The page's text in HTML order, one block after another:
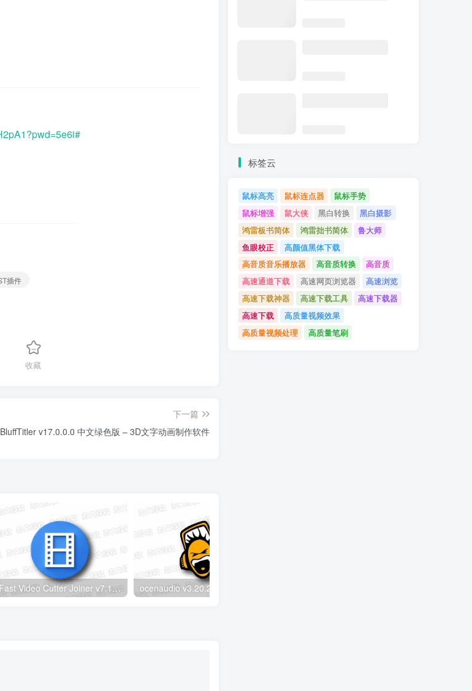
插件
收藏
下一篇
BluffTitler v17.0.0.0 中文绿色版 – 3D文字动画制作软件
Fast Video Cutter Joiner v7.1.7.0 多语便携版 – 无损视频剪切合并工具
标签云
鼠标高亮 鼠标连点器
鼠标手势
鼠标增强
鼠大侠 黑白转换
黑白摄影
鸿雷板书简体
鸿雷拙书简体
鲁大师
鱼眼校正
高颜值黑体下载
高音质音乐播放器
高音质转换
高音质
高速通道下载
高速网页浏览器
高速浏览
高速下载神器
高速下载工具
高速下载器
高速下载
高质量视频效果
高质量视频处理
高质量笔刷